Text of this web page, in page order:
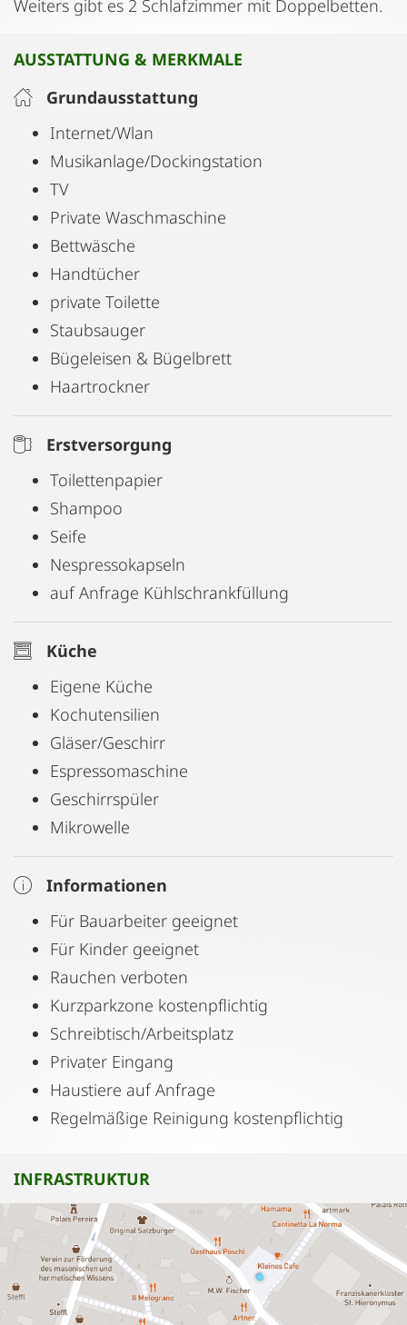
Weiters gibt es 2 Schlafzimmer mit Doppelbetten.
AUSSTATTUNG & MERKMALE
Grundausstattung
Internet/Wlan
Musikanlage/Dockingstation
TV
Private Waschmaschine
Bettwäsche
Handtücher
private Toilette
Staubsauger
Bügeleisen & Bügelbrett
Haartrockner
Erstversorgung
Toilettenpapier
Shampoo
Seife
Nespressokapseln
auf Anfrage Kühlschrankfüllung
Küche
Eigene Küche
Kochutensilien
Gläser/Geschirr
Espressomaschine
Geschirrspüler
Mikrowelle
Informationen
Für Bauarbeiter geeignet
Für Kinder geeignet
Rauchen verboten
Kurzparkzone kostenpflichtig
Schreibtisch/Arbeitsplatz
Privater Eingang
Haustiere auf Anfrage
Regelmäßige Reinigung kostenpflichtig
INFRASTRUKTUR